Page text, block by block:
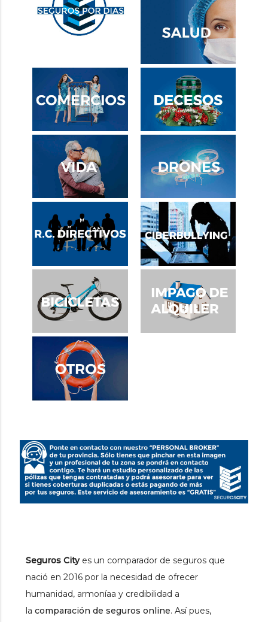
Seguros Cityes un comparador de seguros que
nació en 2016 por la necesidad de ofrecer
humanidad, armoníaa y credibilidad a
lacomparación de seguros online. Así pues,